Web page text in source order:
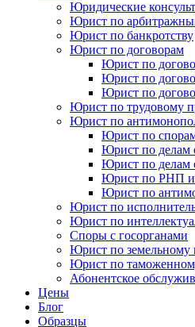
Юридические
Юрист по
Юрист по банкротству
Юрист по договорам
Юрист по
Юрист по
Юрист по
Юрист по трудовому
Юрист по
Юрист по
Юрист по делам
Юрист по делам
Юрист по РНП и
Юрист по
Юрист по
Юрист по
Споры с госорганами
Юрист по земельному
Юрист по
Абонентское
Цены
Блог
Образцы